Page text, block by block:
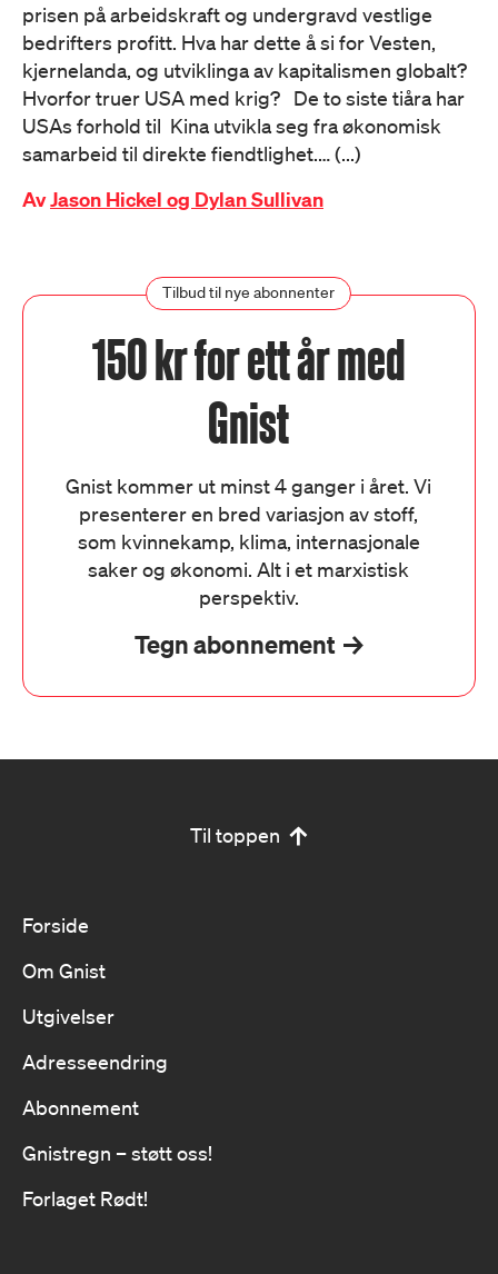
prisen på arbeidskraft og undergravd vestlige
bedrifters profitt. Hva har dette å si for Vesten,
kjernelanda, og utviklinga av kapitalismen globalt?
Hvorfor truer USA med krig? De to siste tiåra har
USAs forhold til Kina utvikla seg fra økonomisk
samarbeid til direkte fiendtlighet.… (...)
AvJason Hickel og Dylan Sullivan
Tilbud til nye abonnenter
150 kr for ett år med
Gnist
Gnist kommer ut minst 4 ganger i året. Vi
presenterer en bred variasjon av stoff,
som kvinnekamp, klima, internasjonale
saker og økonomi. Alt i et marxistisk
perspektiv.
Tegn abonnement
Til toppen
Forside
Om Gnist
Utgivelser
Adresseendring
Abonnement
Gnistregn – støtt oss!
Forlaget Rødt!